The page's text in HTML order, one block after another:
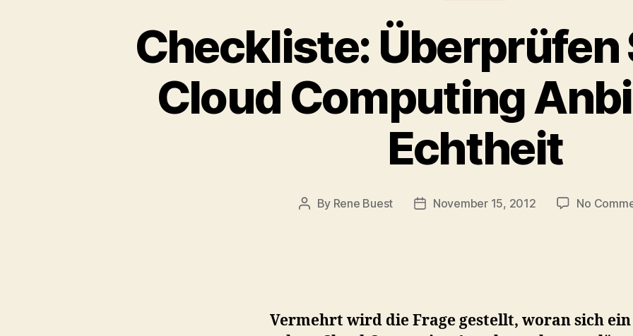
Checkliste: Überprüfen
Cloud Computing
Echtheit
Post
By Rene Buest
PostNovember 15, 2012 No
Vermehrt wird die Frage gestellt, woran sich ein